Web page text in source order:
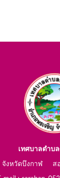
เทศบาลตำบ
จังหวัดบึงกาฬ ส